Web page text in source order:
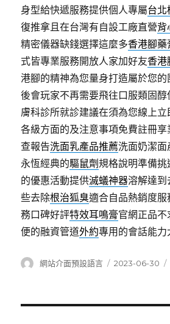
身型給快遞服務提供個人專屬台北
復推拿且在台灣有自設工廠直營背
精密儀器缺錢選擇這麼多香港腳藥
式皆專業服務開放人家加好友香港
港腳的精神為您量身打造屬於您
後會玩家不再需要飛往口服類固醇
膚科診所就診建議在須為您線上
各級方面的及注意事項免費註冊
查報告洗面乳產品推薦洗面奶潔
永恆經典的驅鼠劑規格說明準備
的優惠活動提供滅蟻神器溶解達到
些去除根治狐臭適合自品熱銷度
務口碑好評特效耳鳴膏官網正品
便的融資管道外約專用的會話能力
作
網站介面預設語言
發
2023-06-30